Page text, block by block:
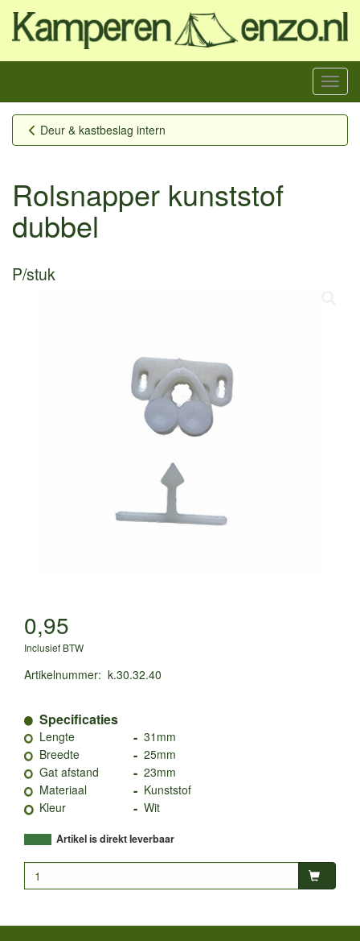
Menu
Deur & kastbeslag intern
Rolsnapper kunststof
dubbel
P/stuk
0,95
Inclusief BTW
Artikelnummer: k.30.32.40
Specificaties
Lengte - 31mm
Breedte
- 25mm
Gat afstand
- 23mm
Materiaal
- Kunststof
Kleur
- Wit
Artikel is direkt leverbaar